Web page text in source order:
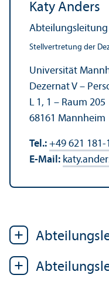
Katy Anders
Stell­vertretung der
Universität
Dezernat V –
L 1, 1 – Raum 205
68161 Mannheim
Tel.: +49 621 181-
E-Mail: